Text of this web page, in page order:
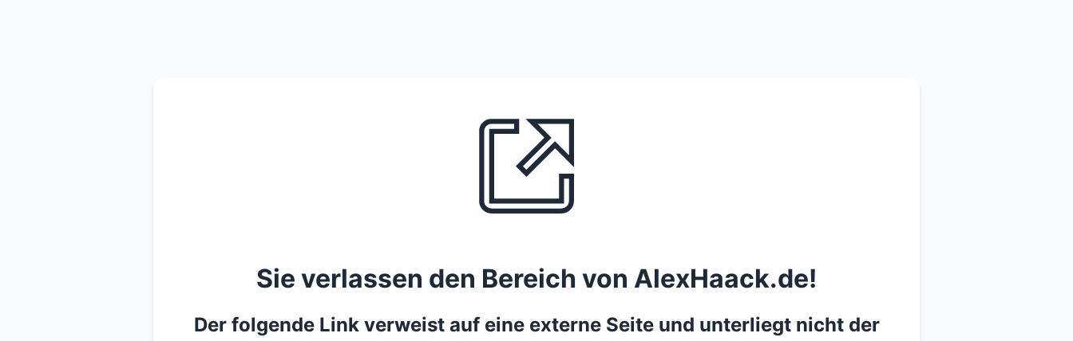
Sie verlassen den Bereich von AlexHaack.de!
Der folgende Link verweist auf eine externe Seite und unterliegt nicht der